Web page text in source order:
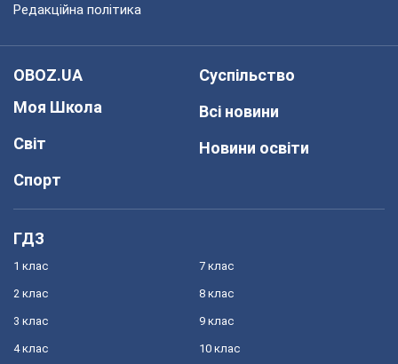
Редакційна політика
OBOZ.UA
Моя Школа
Світ
Спорт
Суспільство
Всі новини
Новини освіти
ГДЗ
1 клас
2 клас
3 клас
4 клас
7 клас
8 клас
9 клас
10 клас